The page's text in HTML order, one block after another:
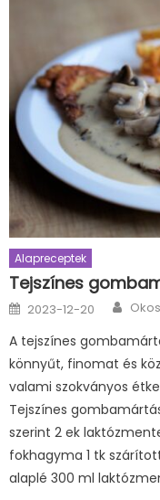
Alapreceptek
Tejszínes
Posted
on
2023-12-20
A tejszínes
könnyűt, finomat és
valami szokványos
Tejszínes
szerint 2 ek
fokhagyma 1 tk
alaplé 300 ml